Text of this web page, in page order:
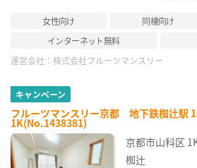
女性向け 同棲向け
インターネット無料
運営会社： 株式会社フルーツマンスリー
キャンペーン
フルーツマンスリー京都 地下鉄椥辻駅
1K(No.1438381)
京都市山科区
椥辻